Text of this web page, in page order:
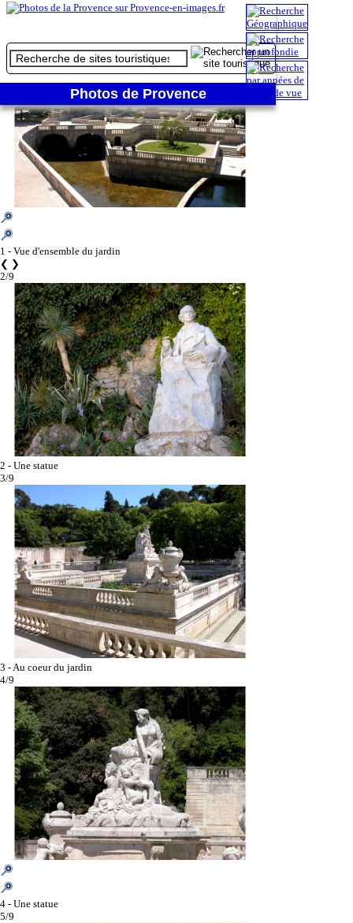
1 - Vue d'ensemble du jardin
❮ ❯
2/9
2 - Une statue
3/9
3 - Au coeur du jardin
4/9
4 - Une statue
5/9
Photos de Provence